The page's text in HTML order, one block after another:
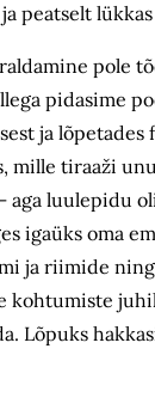
peatselt
pole
pidasime
ja
mille tiraaži
aga luulepidu
igaüks oma
ja riimide
kohtumiste
Lõpuks